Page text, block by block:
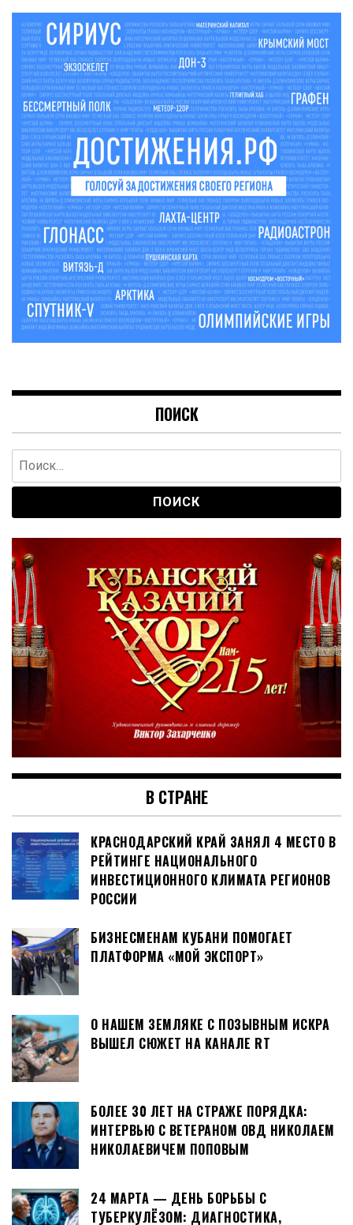
ПОИСК
Найти:
В СТРАНЕ
КРАСНОДАРСКИЙ КРАЙ ЗАНЯЛ 4 МЕСТО В
РЕЙТИНГЕ НАЦИОНАЛЬНОГО
ИНВЕСТИЦИОННОГО КЛИМАТА РЕГИОНОВ
РОССИИ
БИЗНЕСМЕНАМ КУБАНИ ПОМОГАЕТ
ПЛАТФОРМА «МОЙ ЭКСПОРТ»
О НАШЕМ ЗЕМЛЯКЕ С ПОЗЫВНЫМ ИСКРА
ВЫШЕЛ СЮЖЕТ НА КАНАЛЕ RT
БОЛЕЕ 30 ЛЕТ НА СТРАЖЕ ПОРЯДКА:
ИНТЕРВЬЮ С ВЕТЕРАНОМ ОВД НИКОЛАЕМ
НИКОЛАЕВИЧЕМ ПОПОВЫМ
24 МАРТА — ДЕНЬ БОРЬБЫ С
ТУБЕРКУЛЁЗОМ: ДИАГНОСТИКА,